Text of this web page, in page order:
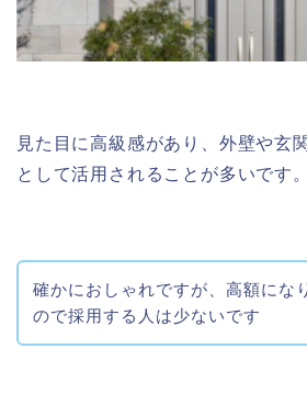
見た目に高級感があり、外壁や玄
として活用されることが多いです。
確かにおしゃれですが、高額にな
ので採用する人は少ないです